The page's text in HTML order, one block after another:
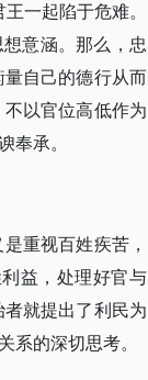
一起陷于危难。
意涵。那么，忠
自己的德行从而
以官位高低作为
承。
重视百姓疾苦，
益，处理好官与
就提出了利民为
的深切思考。